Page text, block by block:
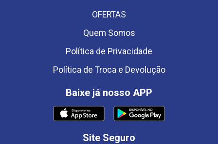
OFERTAS
Quem Somos
Política de Privacidade
Política de Troca e Devolução
Baixe já nosso APP
Site Seguro